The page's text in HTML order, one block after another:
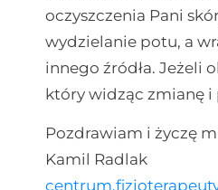
oczyszczenia Pani
wydzielanie potu, a
innego źródła. Jeżeli
który widząc zmianę
Pozdrawiam i życzę
Kamil Radlak